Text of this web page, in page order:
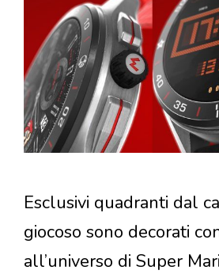
Esclusivi quadranti dal
giocoso sono decorati
all’universo di Super